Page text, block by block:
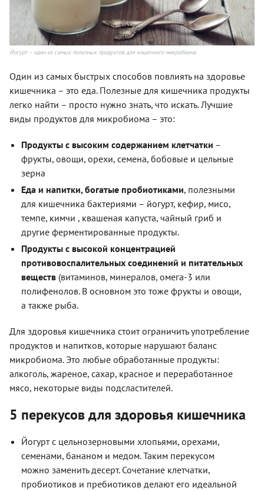
Йогурт – один из самых полезных продуктов для кишечного микробиома
Один из самых быстрых способов повлиять на здоровье
кишечника – это еда. Полезные для кишечника продукты
легко найти – просто нужно знать, что искать. Лучшие
виды продуктов для микробиома – это:
Продукты с высоким содержанием клетчатки –
фрукты, овощи, орехи, семена, бобовые и цельные
зерна
Еда и напитки, богатые пробиотиками, полезными
для кишечника бактериями – йогурт, кефир, мисо,
темпе, кимчи , квашеная капуста, чайный гриб и
другие ферментированные продукты.
Продукты с высокой концентрацией
противовоспалительных соединений и питательных
веществ (витаминов, минералов, омега-3 или
полифенолов. В основном это тоже фрукты и овощи,
а также рыба.
Для здоровья кишечника стоит ограничить употребление
продуктов и напитков, которые нарушают баланс
микробиома. Это любые обработанные продукты:
алкоголь, жареное, сахар, красное и переработанное
мясо, некоторые виды подсластителей.
5 перекусов для здоровья кишечника
Йогурт с цельнозерновыми хлопьями, орехами,
семенами, бананом и медом. Таким перекусом
можно заменить десерт. Сочетание клетчатки,
пробиотиков и пребиотиков делают его идеальной